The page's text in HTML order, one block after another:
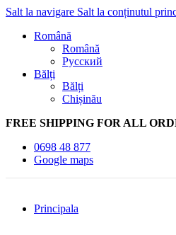
Salt la navigare Salt la conținutul
Română
Română
Русский
Bălți
Bălți
Chișinău
FREE SHIPPING FOR ALL
0698 48 877
Google maps
Principala